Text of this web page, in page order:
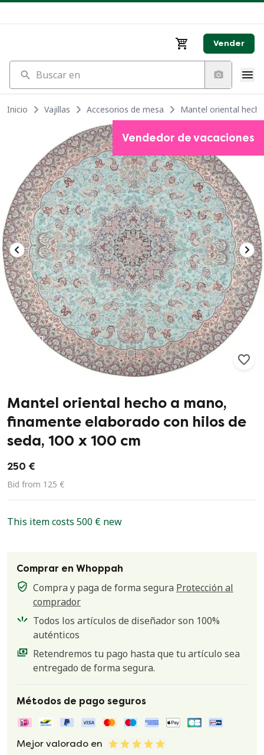
Vender
Buscar en
Inicio Vajillas Accesorios de mesa Mantel oriental
10
Vendedor de vacaciones
Mantel oriental hecho a mano,
finamente elaborado con hilos de
seda, 100 x 100 cm
250 €
Bid from 125 €
This item costs 500 € new
Comprar en Whoppah
Compra y paga de forma segura Protección al
comprador
Todos los artículos de diseñador son 100%
auténticos
Retendremos tu pago hasta que tu artículo sea
entregado de forma segura.
Métodos de pago seguros
Mejor valorado en